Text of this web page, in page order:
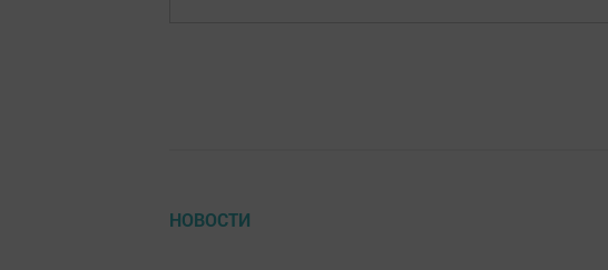
НОВОСТИ